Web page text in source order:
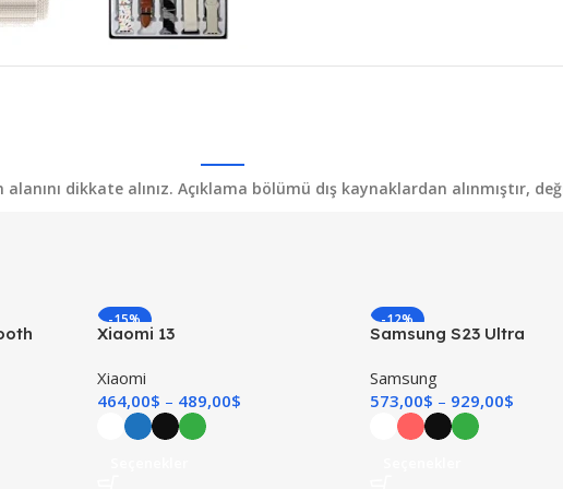
dikkate alınız. Açıklama bölümü dış kaynaklardan alınmıştır,
-15%
TÜKENDI
Xiaomi 13
Xiaomi
464,00$ 489,00$
-12%
TÜKENDI
Samsung S23 Ultra
Samsung
573,00$ 929,00$